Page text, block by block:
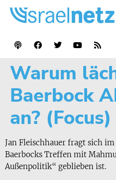
Warum
Baerbock
an? (Focus)
Jan Fleischhauer fragt sich
Baerbocks Treffen mit
Außenpolitik“ geblieben ist.